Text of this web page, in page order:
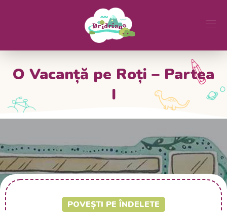
O Vacanță pe Roți – Partea
I
POVEȘTI PE ÎNDELETE